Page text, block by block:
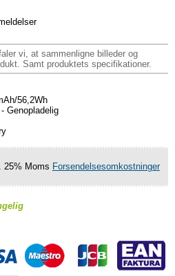
vi, at sammenligne billeder og
Samt produktets specifikationer.
56,2Wh
- Genopladelig
25% Moms Forsendelsesomkostninger